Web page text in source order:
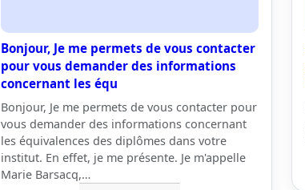
Bonjour, Je me permets de vous contacter
pour vous demander des informations
concernant les équ
Bonjour, Je me permets de vous contacter pour
vous demander des informations concernant
les équivalences des diplômes dans votre
institut. En effet, je me présente. Je m'appelle
Marie Barsacq,…